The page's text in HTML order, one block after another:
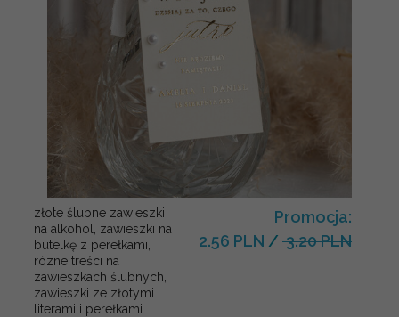
złote ślubne zawieszki
na alkohol, zawieszki na
butelkę z perełkami,
rózne treści na
zawieszkach ślubnych,
zawieszki ze złotymi
literami i perełkami
Promocja:
2.56 PLN / 3.20 PLN